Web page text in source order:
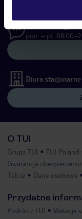
pon. – pt.
Biura stacjonarne
O TUI
Grupa TUI TUI Poland
Gwarancja
TUI.cz
Dane osobowe
Przydatne
Podróż z TUI Wakacje